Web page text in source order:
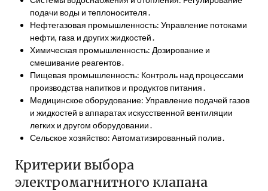
подачи воды и теплоносителя․
Нефтегазовая промышленность: Управление потоками
нефти, газа и других жидкостей․
Химическая промышленность: Дозирование и
смешивание реагентов․
Пищевая промышленность: Контроль над процессами
производства напитков и продуктов питания․
Медицинское оборудование: Управление подачей газов
и жидкостей в аппаратах искусственной вентиляции
легких и другом оборудовании․
Сельское хозяйство: Автоматизированный полив․
Критерии выбора
электромагнитного клапана